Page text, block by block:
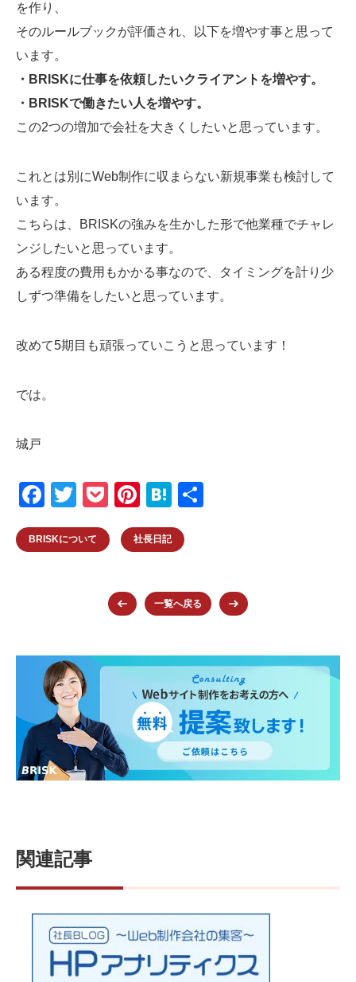
を作り、
そのルールブックが評価され、以下を増やす事と思って
います。
・BRISKに仕事を依頼したいクライアントを増やす。
・BRISKで働きたい人を増やす。
この2つの増加で会社を大きくしたいと思っています。
これとは別にWeb制作に収まらない新規事業も検討して
います。
こちらは、BRISKの強みを生かした形で他業種でチャレ
ンジしたいと思っています。
ある程度の費用もかかる事なので、タイミングを計り少
しずつ準備をしたいと思っています。
改めて5期目も頑張っていこうと思っています！
では。
城戸
F
a
c
o
k
T
wi
tt
P
ck
Pi
nt
er
st
H
at
e
a
BRISKについて 社長日記
一覧へ戻る
関連記事